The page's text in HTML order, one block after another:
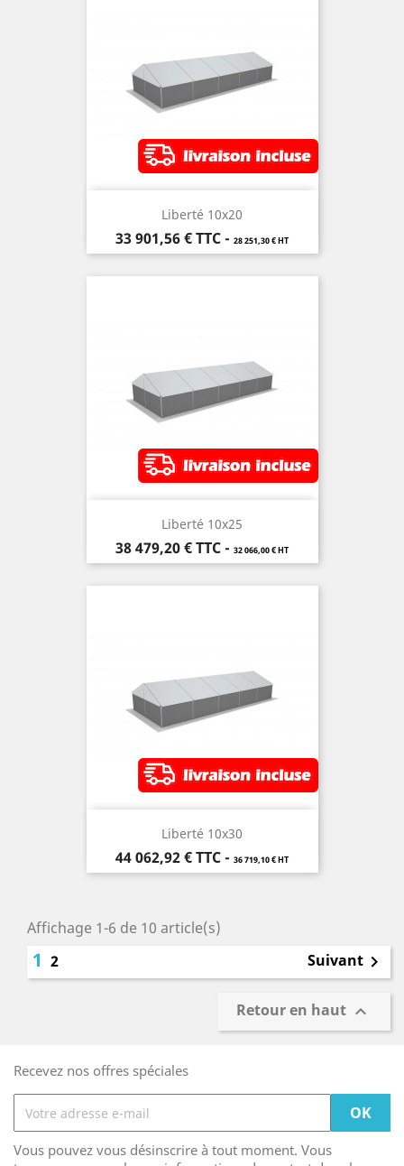
Liberté 10x20
Prix
33 901,56 €TTC- 28 251,30 € HT
Liberté 10x25
Prix
38 479,20 €TTC- 32 066,00 € HT
Liberté 10x30
Prix
44 062,92 €TTC- 36 719,10 € HT
Affichage 1-6 de 10 article(s)
1 2 Suivant 
Retour en haut 
Recevez nos offres spéciales
Vous pouvez vous désinscrire à tout moment. Vous